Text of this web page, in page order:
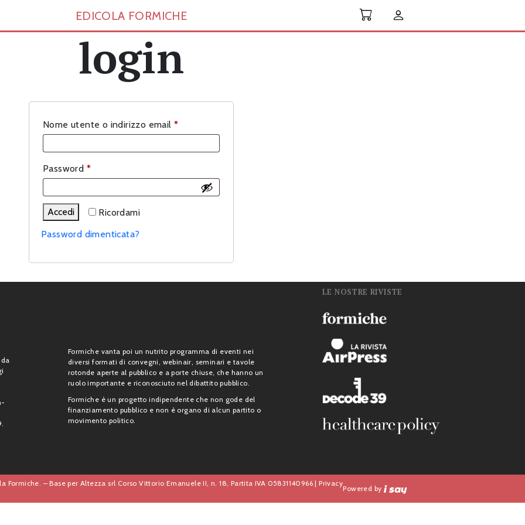
EDICOLA FORMICHE
login
Nome utente o indirizzo email *Richiesto
Password *Richiesto
Ricordami
Accedi
Password dimenticata?
Formiche vanta poi un nutrito programma di eventi nei
diversi formati di convegni, webinair, seminari e tavole
rotonde aperte al pubblico e a porte chiuse, che hanno un
ruolo importante e riconosciuto nel dibattito pubblico.
Formiche è un progetto indipendente che non gode del
finanziamento pubblico e non è organo di alcun partito o
movimento politico.
LE NOSTRE RIVISTE
Formiche. – Base per Altezza srl Corso Vittorio Emanuele II, n. 18, Partita IVA 05831140966 |Privacy
Powered by